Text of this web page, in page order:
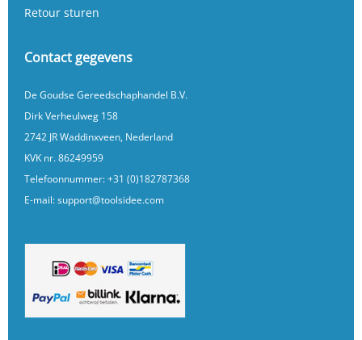
Retour sturen
Contact gegevens
De Goudse Gereedschaphandel B.V.
Dirk Verheulweg 158
2742 JR Waddinxveen, Nederland
KVK nr. 86249959
Telefoonnummer:+31 (0)182787368
E-mail:support@toolsidee.com